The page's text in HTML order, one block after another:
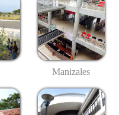
Manizales